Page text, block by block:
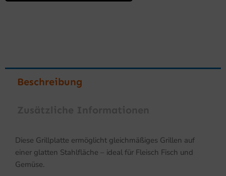
Beschreibung
Diese Grillplatte ermöglicht gleichmäßiges Grillen auf
einer glatten Stahlfläche – ideal für Fleisch Fisch und
Gemüse.